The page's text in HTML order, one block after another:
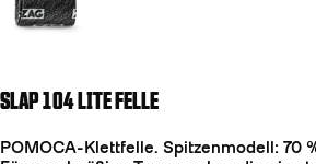
SLAP 104 LITE FELLE
POMOCA-Klettfelle. Spitzenmodell: 70